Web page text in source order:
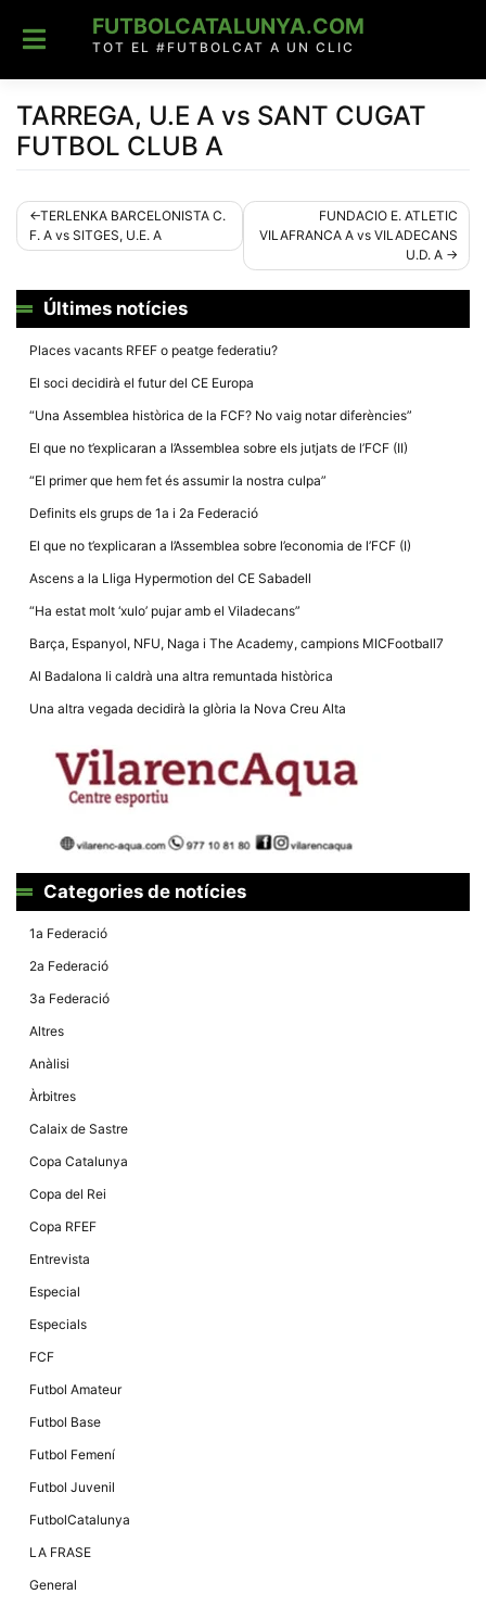
content
FUTBOLCATALUNYA.COM
TOT EL #FUTBOLCAT A UN CLIC
TARREGA, U.E A vs SANT CUGAT
FUTBOL CLUB A
Navegació
d'entrades
TERLENKA BARCELONISTA C.
F. A vs SITGES, U.E. A
FUNDACIO E. ATLETIC
VILAFRANCA A vs VILADECANS
U.D. A
Últimes notícies
Places vacants RFEF o peatge federatiu?
El soci decidirà el futur del CE Europa
“Una Assemblea històrica de la FCF? No vaig notar diferències”
El que no t’explicaran a l’Assemblea sobre els jutjats de l’FCF (II)
“El primer que hem fet és assumir la nostra culpa”
Definits els grups de 1a i 2a Federació
El que no t’explicaran a l’Assemblea sobre l’economia de l’FCF (I)
Ascens a la Lliga Hypermotion del CE Sabadell
“Ha estat molt ‘xulo’ pujar amb el Viladecans”
Barça, Espanyol, NFU, Naga i The Academy, campions MICFootball7
Al Badalona li caldrà una altra remuntada històrica
Una altra vegada decidirà la glòria la Nova Creu Alta
Categories de notícies
1a Federació
2a Federació
3a Federació
Altres
Anàlisi
Àrbitres
Calaix de Sastre
Copa Catalunya
Copa del Rei
Copa RFEF
Entrevista
Especial
Especials
FCF
Futbol Amateur
Futbol Base
Futbol Femení
Futbol Juvenil
FutbolCatalunya
LA FRASE
General
Necessàries
cookies no
opcionals,
necessàries
tècnic de la
web.
Estadístiques
de manera